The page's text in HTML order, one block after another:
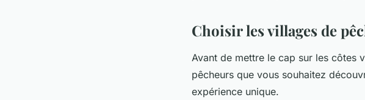
Choisir les villages de
Avant de mettre le cap sur les côtes
pêcheurs que vous souhaitez
expérience unique.